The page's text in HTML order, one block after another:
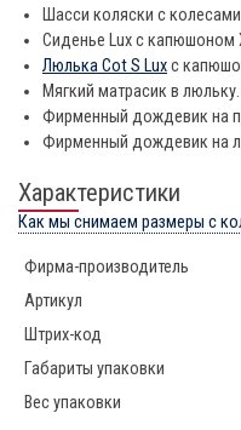
Шасси коляски с
Сиденье Lux с капюшоном
Люлька Cot S Luxс
Мягкий матрасик в люльку.
Фирменный дождевик на
Фирменный дождевик на
Характеристики
Как мы снимаем размеры с
Фирма-производитель
Артикул
Штрих-код
Габариты упаковки
Вес упаковки